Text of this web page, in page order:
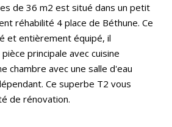
de 36 m2 est situé dans un petit
réhabilité 4 place de Béthune. Ce
et entièrement équipé, il
principale avec cuisine
chambre avec une salle d'eau
Ce superbe T2 vous
de rénovation.